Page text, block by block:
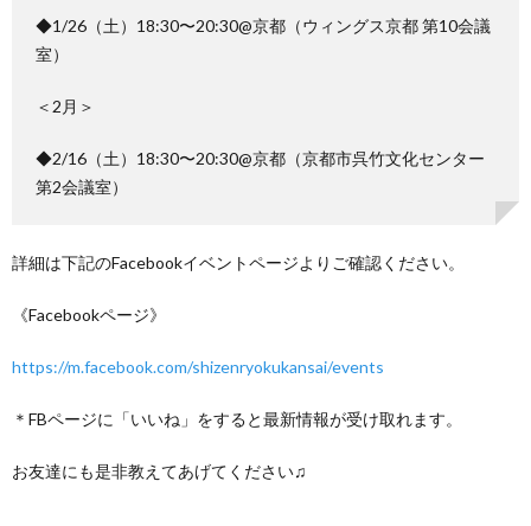
◆1/26（土）18:30〜20:30@京都（ウィングス京都 第10会議
室）
＜2月＞
◆2/16（土）18:30〜20:30@京都（京都市呉竹文化センター
第2会議室）
詳細は下記のFacebookイベントページよりご確認ください。
《Facebookページ》
https://m.facebook.com/shizenryokukansai/events
＊FBページに「いいね」をすると最新情報が受け取れます。
お友達にも是非教えてあげてください♫